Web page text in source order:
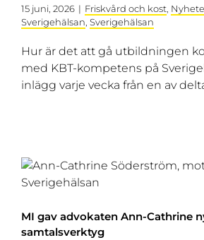
15 juni, 2026 | Friskvård och kost,
Sverigehälsan, Sverigehälsan
Hur är det att gå utbildningen
med KBT-kompetens på
inlägg varje vecka från en av
MI gav advokaten Ann-Cathrine
samtalsverktyg